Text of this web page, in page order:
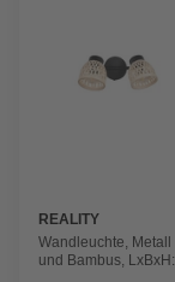
REALITY
Wandleuchte, Metall
und Bambus, LxBxH: